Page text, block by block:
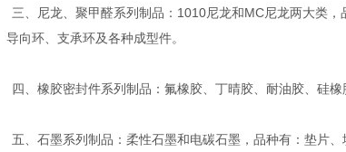
三、尼龙、聚甲醛系列制品：1010尼龙和MC尼龙两大类，
、导向环、支承环及各种成型件。
四、橡胶密封件系列制品：氟橡胶、丁晴胶、耐油胶、硅橡
五、石墨系列制品：柔性石墨和电碳石墨，品种有：垫片、